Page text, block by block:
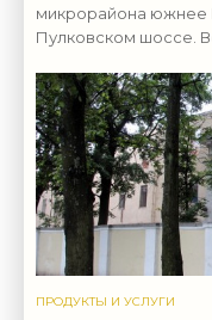
микрорайона южнее
Пулковском шоссе.
гектарах между
ПРОДУКТЫ И УСЛУГИ